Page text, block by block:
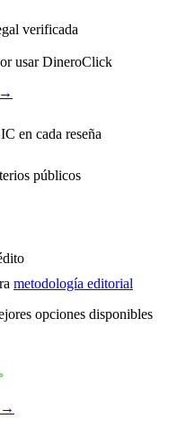
verificada
usar DineroClick
→
en cada reseña
públicos
metodología editorial
opciones disponibles
→